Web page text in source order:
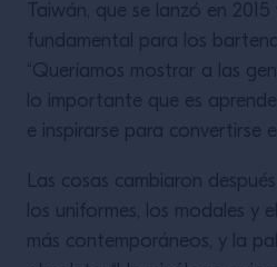
Taiwán, que se lanzó en
fundamental para los
“Queríamos mostrar a las
lo importante que es
e inspirarse para convertirse
Las cosas cambiaron
los uniformes, los modales y
más contemporáneos, y la